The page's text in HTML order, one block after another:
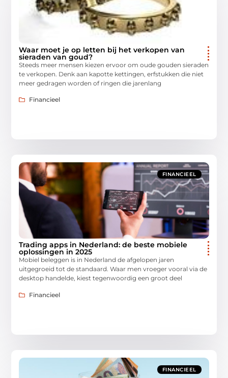
Waar moet je op letten bij het verkopen van
sieraden van goud?
Steeds meer mensen kiezen ervoor om oude gouden sieraden
te verkopen. Denk aan kapotte kettingen, erfstukken die niet
meer gedragen worden of ringen die jarenlang
Financieel
FINANCIEEL
Trading apps in Nederland: de beste mobiele
oplossingen in 2025
Mobiel beleggen is in Nederland de afgelopen jaren
uitgegroeid tot de standaard. Waar men vroeger vooral via de
desktop handelde, kiest tegenwoordig een groot deel
Financieel
FINANCIEEL